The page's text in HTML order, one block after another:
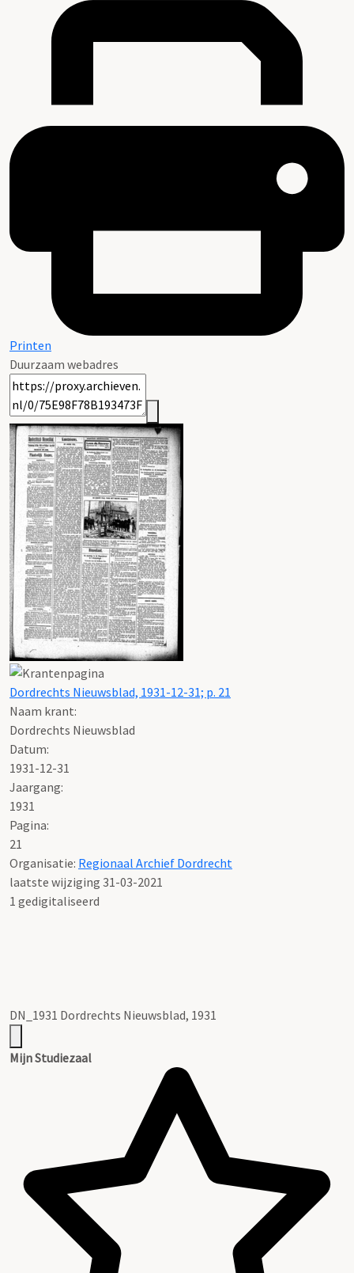
Printen
Duurzaam webadres
Dordrechts Nieuwsblad, 1931-12-31; p. 21
Naam krant:
Dordrechts Nieuwsblad
Datum:
1931-12-31
Jaargang:
1931
Pagina:
21
Organisatie: Regionaal Archief Dordrecht
laatste wijziging 31-03-2021
1 gedigitaliseerd
DN_1931 Dordrechts Nieuwsblad, 1931
Mijn Studiezaal